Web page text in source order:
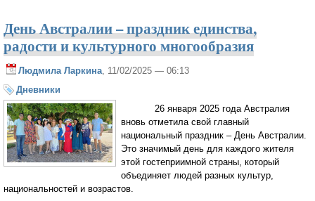
День Австралии – праздник единства,
радости и культурного многообразия
Людмила Ларкина , 11/02/2025 — 06:13
Дневники
26 января 2025 года Австралия
вновь отметила свой главный
национальный праздник – День Австралии.
Это значимый день для каждого жителя
этой гостеприимной страны, который
объединяет людей разных культур,
национальностей и возрастов.